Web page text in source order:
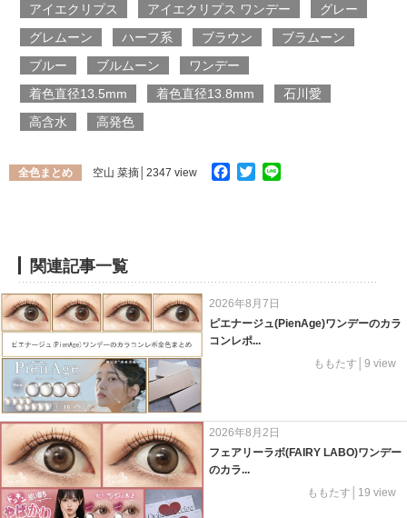
アイエクリプス
アイエクリプス ワンデー
グレー
グレムーン
ハーフ系 ブラウン
ブラムーン
ブルー
ブルムーン
ワンデー
着色直径13.5mm
着色直径13.8mm
石川愛
高含水
高発色
全色まとめ 空山 菜摘 │2347 view Facebook
Twitter
関連記事一覧
2026年8月7日
ピエナージュ(PienAge)ワンデーのカラ
コンレポ...
ももたす│9 view
2026年8月2日
フェアリーラボ(FAIRY LABO)ワンデー
のカラ...
ももたす│19 view